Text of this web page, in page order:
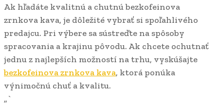
Ak hľadáte kvalitnú a chutnú bezkofeinova
zrnkova kava, je dôležité vybrať si spoľahlivého
predajcu. Pri výbere sa sústreďte na spôsoby
spracovania a krajinu pôvodu. Ak chcete ochutnať
jednu z najlepších možností na trhu, vyskúšajte
bezkofeinova zrnkova kava, ktorá ponúka
výnimočnú chuť a kvalitu.
„`